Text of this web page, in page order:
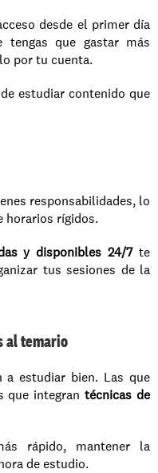
desde el primer día
tengas que gastar más
por tu cuenta.
estudiar contenido que
responsabilidades, lo
horarios rígidos.
y disponibles 24/7 te
tus sesiones de la
al temario
a estudiar bien. Las que
que integran técnicas de
rápido, mantener la
de estudio.